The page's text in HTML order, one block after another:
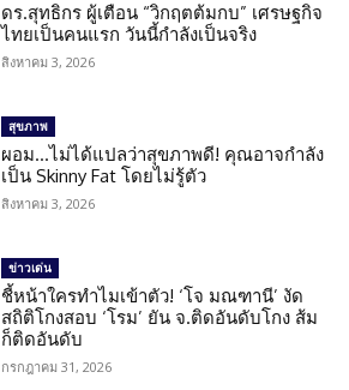
ดร.สุทธิกร ผู้เตือน “วิกฤตต้มกบ” เศรษฐกิจ
ไทยเป็นคนแรก วันนี้กำลังเป็นจริง
สิงหาคม 3, 2026
สุขภาพ
ผอม…ไม่ได้แปลว่าสุขภาพดี! คุณอาจกำลัง
เป็น Skinny Fat โดยไม่รู้ตัว
สิงหาคม 3, 2026
ข่าวเด่น
ชี้หน้าใครทำไมเข้าตัว! ‘โจ มณฑานี’ งัด
สถิติโกงสอบ ‘โรม’ ยัน จ.ติดอันดับโกง ส้ม
ก็ติดอันดับ
กรกฎาคม 31, 2026